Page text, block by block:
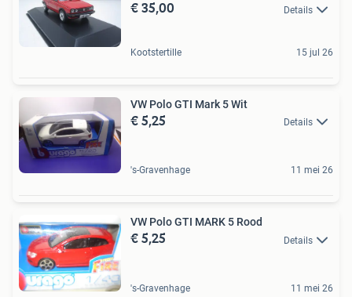
€ 35,00 Details
Kootstertille 15 jul 26
VW Polo GTI Mark 5 Wit
€ 5,25 Details
's-Gravenhage 11 mei 26
VW Polo GTI MARK 5 Rood
€ 5,25 Details
's-Gravenhage 11 mei 26